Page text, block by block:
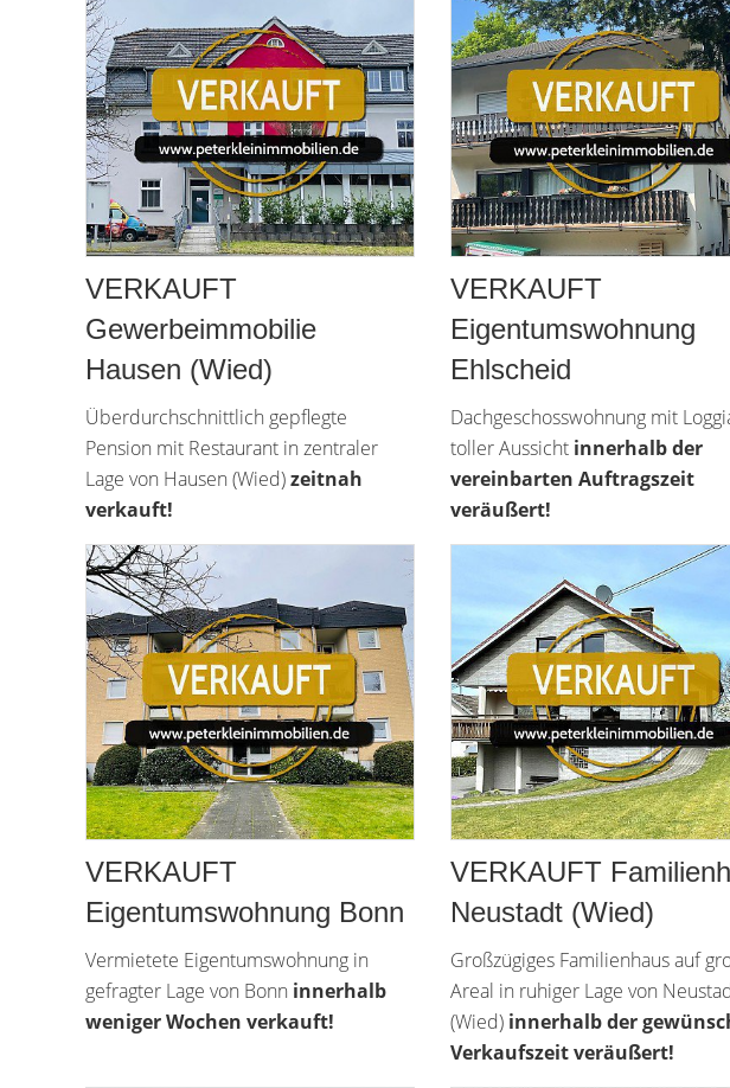
VERKAUFT
Gewerbeimmobilie
Hausen (Wied)
Überdurchschnittlich gepflegte
Pension mit Restaurant in zentraler
Lage von Hausen (Wied)zeitnah
verkauft!
VERKAUFT
Eigentumswohnung
Ehlscheid
Dachgeschosswohnung mit
toller Aussicht innerhalb der
vereinbarten Auftragszeit
veräußert!
VERKAUFT
Eigentumswohnung Bonn
Vermietete Eigentumswohnung in
gefragter Lage von Bonn innerhalb
weniger Wochen verkauft!
VERKAUFT
Neustadt (Wied)
Großzügiges Familienhaus auf
Areal in ruhiger Lage von
(Wied) innerhalb der
Verkaufszeit veräußert!